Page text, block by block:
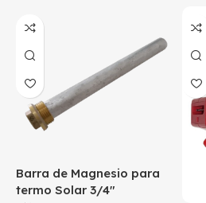
Barra de Magnesio para
termo Solar 3/4″